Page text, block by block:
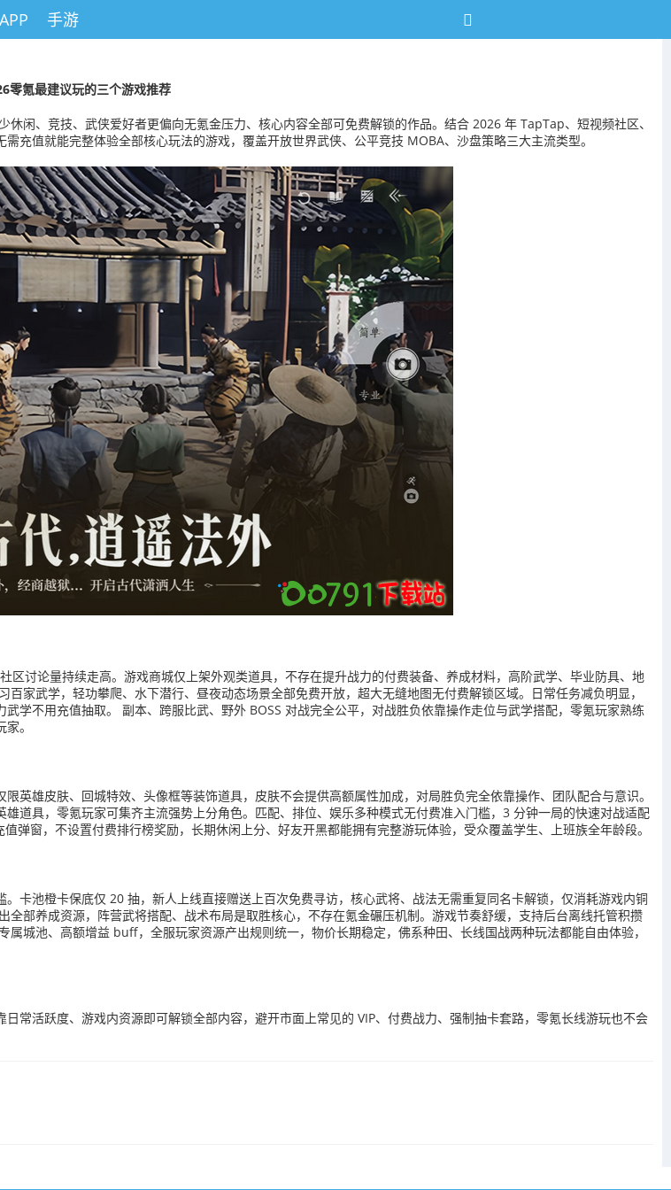
APP 手游
零氪最建议玩的三个游戏推荐
闲、竞技、武侠爱好者更偏向无氪金压力、核心内容全部可免费解锁的作品。结合 2026 年 TapTap、短视频社区、
充值就能完整体验全部核心玩法的游戏，覆盖开放世界武侠、公平竞技 MOBA、沙盘策略三大主流类型。
讨论量持续走高。游戏商城仅上架外观类道具，不存在提升战力的付费装备、养成材料，高阶武学、毕业防具、地
家武学，轻功攀爬、水下潜行、昼夜动态场景全部免费开放，超大无缝地图无付费解锁区域。日常任务减负明显，
学不用充值抽取。 副本、跨服比武、野外 BOSS 对战完全公平，对战胜负依靠操作走位与武学搭配，零氪玩家熟练
。
英雄皮肤、回城特效、头像框等装饰道具，皮肤不会提供高额属性加成，对局胜负完全依靠操作、团队配合与意识。
道具，零氪玩家可集齐主流强势上分角色。匹配、排位、娱乐多种模式无付费准入门槛，3 分钟一局的快速对战适配
窗，不设置付费排行榜奖励，长期休闲上分、好友开黑都能拥有完整游玩体验，受众覆盖学生、上班族全年龄段。
卡池橙卡保底仅 20 抽，新人上线直接赠送上百次免费寻访，核心武将、战法无需重复同名卡解锁，仅消耗游戏内铜
部养成资源，阵营武将搭配、战术布局是取胜核心，不存在氪金碾压机制。游戏节奏舒缓，支持后台离线托管积攒
城池、高额增益 buff，全服玩家资源产出规则统一，物价长期稳定，佛系种田、长线国战两种玩法都能自由体验，
常活跃度、游戏内资源即可解锁全部内容，避开市面上常见的 VIP、付费战力、强制抽卡套路，零氪长线游玩也不会